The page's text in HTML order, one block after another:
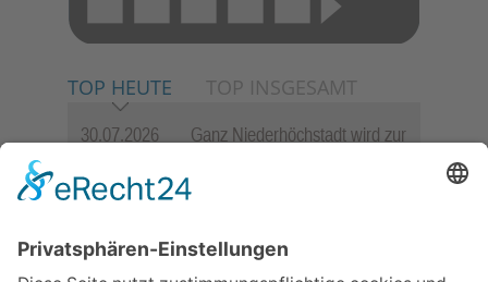
TOP HEUTE TOP INSGESAMT
30.07.2026
Ganz Niederhöchstadt wird zur
06.08.2026
Hisamoto und Tölke begeistern
Wachsmuth